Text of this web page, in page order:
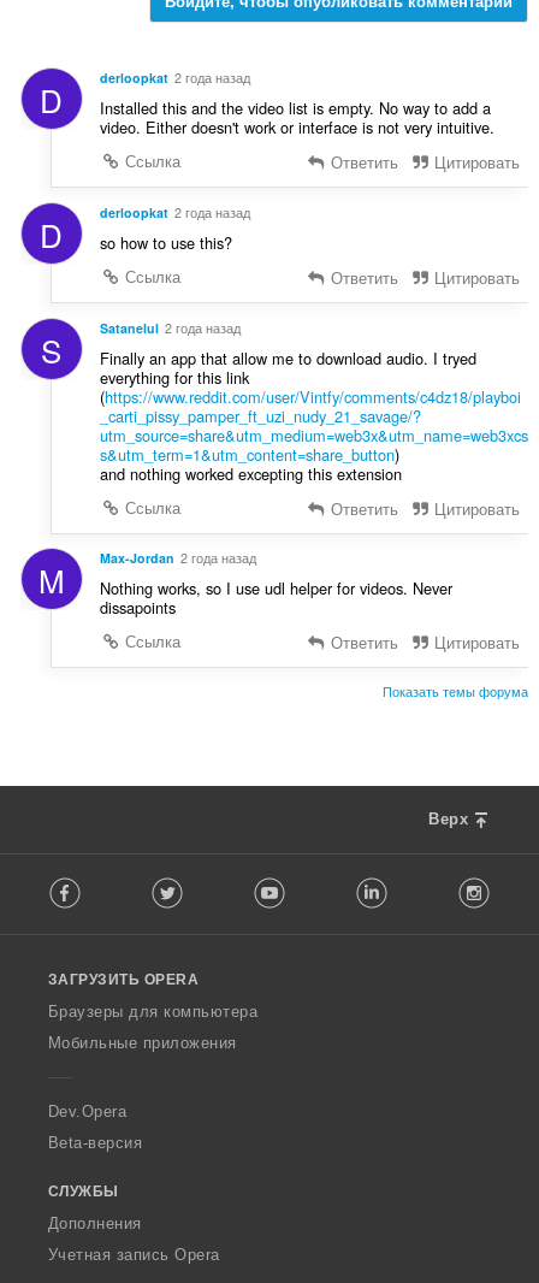
D derloopkat 2 года назад
Installed this and the video list is empty. No way to add a
video. Either doesn't work or interface is not very intuitive.
Ссылка
Ответить Цитировать
D derloopkat 2 года назад
so how to use this?
Ссылка
Ответить Цитировать
S Satanelul 2 года назад
Finally an app that allow me to download audio. I tryed
everything for this link
(https://www.reddit.com/user/Vintfy/comments/c4dz18/playboi
_carti_pissy_pamper_ft_uzi_nudy_21_savage/?
utm_source=share&utm_medium=web3x&utm_name=web3xcs
s&utm_term=1&utm_content=share_button)
and nothing worked excepting this extension
Ссылка
Ответить Цитировать
M Max-Jordan 2 года назад
Nothing works, so I use udl helper for videos. Never
dissapoints
Ссылка
Ответить Цитировать
Показать темы форума
Верх
o
w
O
p
a
Facebook Twitter Youtube LinkedIn
ЗАГРУЗИТЬ OPERA
Браузеры для компьютера
Мобильные приложения
Dev.Opera
Beta-версия
СЛУЖБЫ
Дополнения
Учетная запись Opera